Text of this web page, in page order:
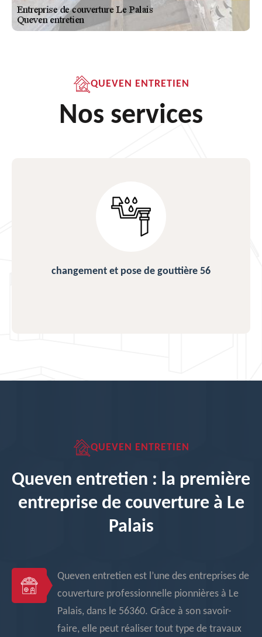
QUEVEN ENTRETIEN
Nos services
changement et pose de gouttière 56
QUEVEN ENTRETIEN
Queven entretien : la première
entreprise de couverture à Le
Palais
Queven entretien est l’une des entreprises de
couverture professionnelle pionnières à Le
Palais, dans le 56360. Grâce à son savoir-
faire, elle peut réaliser tout type de travaux